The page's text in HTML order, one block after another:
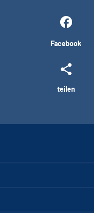
Facebook
teilen